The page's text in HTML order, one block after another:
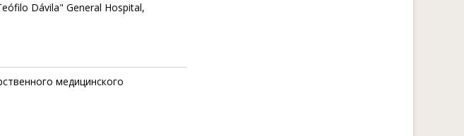
Dávila" General Hospital,
медицинского